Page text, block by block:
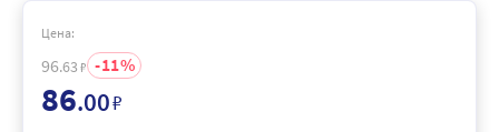
Цена:
96.63 ₽ 11
86.00₽